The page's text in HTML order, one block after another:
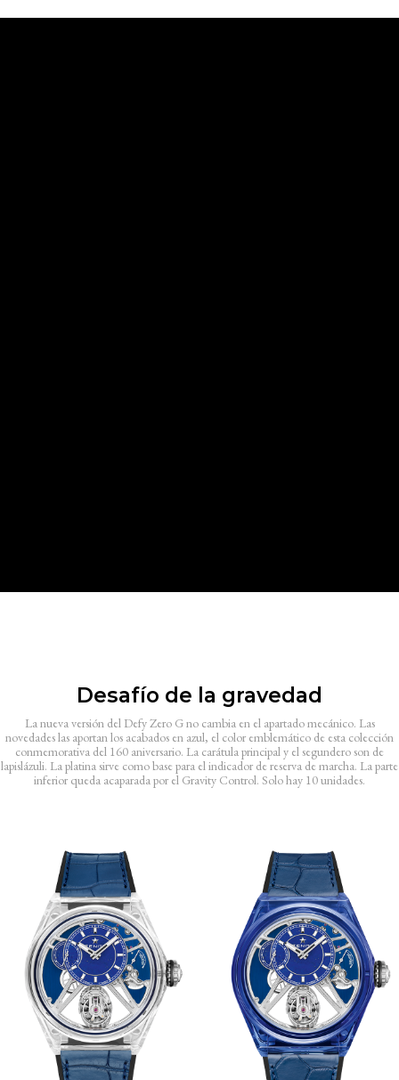
Desafío de la gravedad
La nueva versión del Defy Zero G no cambia en el apartado mecánico. Las
novedades las aportan los acabados en azul, el color emblemático de esta colección
conmemorativa del 160 aniversario. La carátula principal y el segundero son de
lapislázuli. La platina sirve como base para el indicador de reserva de marcha. La parte
inferior queda acaparada por el Gravity Control. Solo hay 10 unidades.